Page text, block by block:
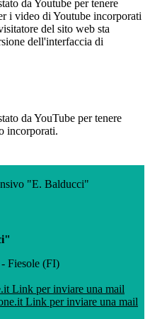
da Youtube per tenere
i video di Youtube incorporati
del sito web sta
dell'interfaccia di
da YouTube per tenere
incorporati.
"E. Balducci"
Fiesole (FI)
Link per inviare una mail
Link per inviare una mail